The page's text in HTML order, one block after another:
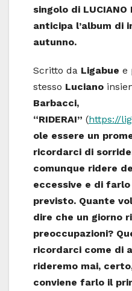
singolo di LUCIANO
anticipa l’album di
autunno.
Scritto da Ligabue e
stesso Luciano
Barbacci,
“RIDERAI” (https://
ole essere un
ricordarci di
comunque ridere
eccessive e di
previsto. Quante
dire che un giorno
preoccupazioni?
ricordarci come di
rideremo mai,
conviene farlo il